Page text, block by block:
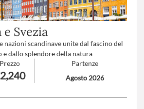
Svezia
nazioni scandinave unite dal fascino del
e dallo splendore della natura
pensione
Prezzo
Partenze
Agosto 2026